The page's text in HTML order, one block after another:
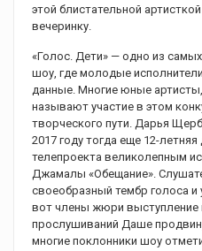
этой блистательной
вечеринку.
«Голос. Дети» — одно из
шоу, где молодые
данные. Многие юные
называют участие в этом
творческого пути. Дарья
2017 году тогда еще 12-
телепроекта великолепным
Джамалы «Обещание».
своеобразный тембр голоса и
вот члены жюри выступление
прослушиваний Даше
многие поклонники шоу